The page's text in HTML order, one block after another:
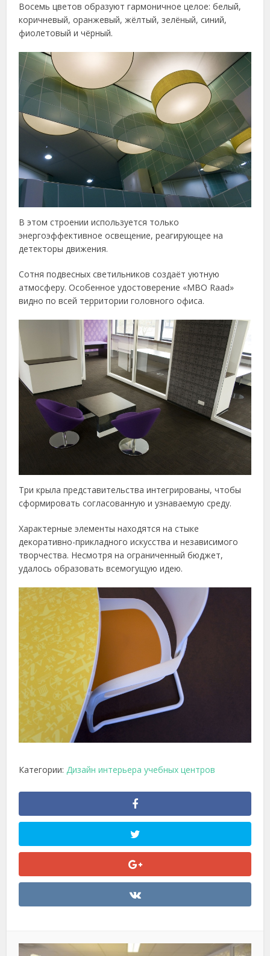
Восемь цветов образуют гармоничное целое: белый,
коричневый, оранжевый, жёлтый, зелёный, синий,
фиолетовый и чёрный.
В этом строении используется только
энергоэффективное освещение, реагирующее на
детекторы движения.
Сотня подвесных светильников создаёт уютную
атмосферу. Особенное удостоверение «MBO Raad»
видно по всей территории головного офиса.
Три крыла представительства интегрированы, чтобы
сформировать согласованную и узнаваемую среду.
Характерные элементы находятся на стыке
декоративно-прикладного искусства и независимого
творчества. Несмотря на ограниченный бюджет,
удалось образовать всемогущую идею.
Категории:Дизайн интерьера учебных центров